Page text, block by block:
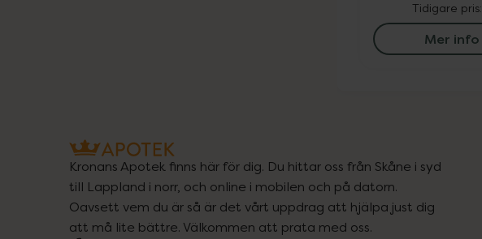
Tidigare pris:
Mer info
Kronans Apotek finns här för dig. Du hittar oss från Skåne i syd
till Lappland i norr, och online i mobilen och på datorn.
Oavsett vem du är så är det vårt uppdrag att hjälpa just dig
att må lite bättre. Välkommen att prata med oss.